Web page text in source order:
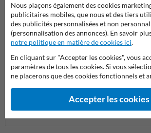
Poser votre question à
Nom*
Nom de l'entreprise
Nous plaçons également des cookies
publicitaires mobiles, que nous et des tiers
des publicités personnalisées et non
(personnalisation des annonces). En savoir
notre politique en matière de cookies ici.
En cliquant sur "Accepter les cookies", vous
paramètres de tous les cookies. Si vous
ne placerons que des cookies fonctionnels et
Accepter les cookies